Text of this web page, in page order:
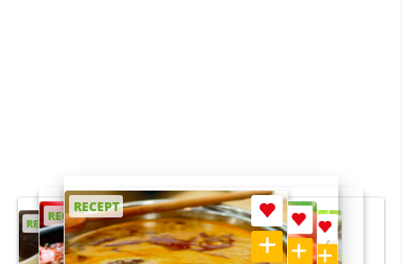
RECEPT
RECEPT
RECEPT
RECEPT
RECEPT